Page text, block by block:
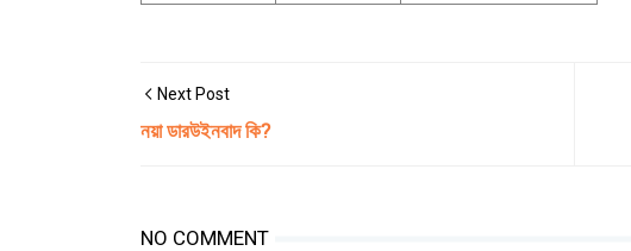
Next Post
নয়া ডারউইনবাদ কি?
NO COMMENT